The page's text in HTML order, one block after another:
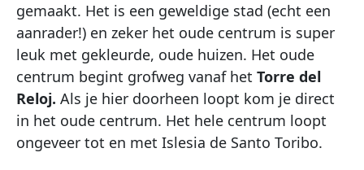
gemaakt. Het is een geweldige stad (echt een
aanrader!) en zeker het oude centrum is super
leuk met gekleurde, oude huizen. Het oude
centrum begint grofweg vanaf het Torre del
Reloj. Als je hier doorheen loopt kom je direct
in het oude centrum. Het hele centrum loopt
ongeveer tot en met Islesia de Santo Toribo.